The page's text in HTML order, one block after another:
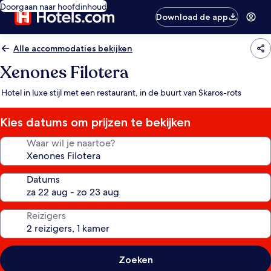
Doorgaan naar hoofdinhoud
Download de app
Alle accommodaties bekijken
Xenones Filotera
Hotel in luxe stijl met een restaurant, in de buurt van Skaros-rots
Kies datums om prijzen te bekijken
Waar wil je naartoe?
Datums
Reizigers
Zoeken